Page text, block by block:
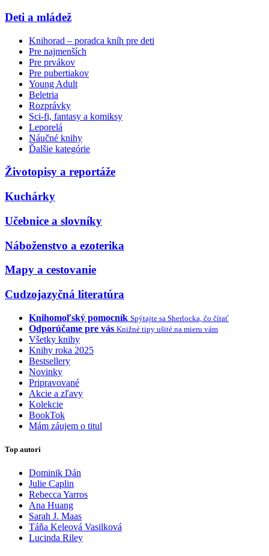
Deti a mládež
Knihorad – poradca kníh pre deti
Pre najmenších
Pre prvákov
Pre pubertiakov
Young Adult
Beletria
Rozprávky
Sci-fi, fantasy a komiksy
Leporelá
Náučné knihy
Ďalšie kategórie
Životopisy a reportáže
Kuchárky
Učebnice a slovníky
Náboženstvo a ezoterika
Mapy a cestovanie
Cudzojazyčná literatúra
Knihomoľský pomocník Spýtajte sa Sherlocka, čo čítať
Odporúčame pre vás Knižné tipy ušité na mieru vám
Všetky knihy
Knihy roka 2025
Bestsellery
Novinky
Pripravované
Akcie a zľavy
Kolekcie
BookTok
Mám záujem o titul
Top autori
Dominik Dán
Julie Caplin
Rebecca Yarros
Ana Huang
Sarah J. Maas
Táňa Keleová Vasilková
Lucinda Riley